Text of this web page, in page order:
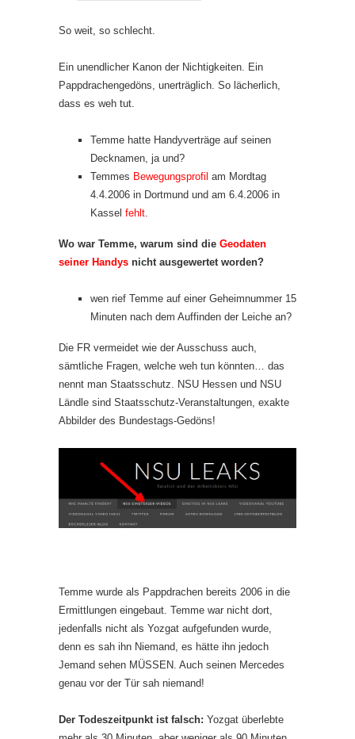
So weit, so schlecht.
Ein unendlicher Kanon der Nichtigkeiten. Ein
Pappdrachengedöns, unerträglich. So lächerlich,
dass es weh tut.
Temme hatte Handyverträge auf seinen
Decknamen, ja und?
Temmes Bewegungsprofil am Mordtag
4.4.2006 in Dortmund und am 6.4.2006 in
Kassel fehlt.
Wo war Temme, warum sind die Geodaten
seiner Handys nicht ausgewertet worden?
wen rief Temme auf einer Geheimnummer 15
Minuten nach dem Auffinden der Leiche an?
Die FR vermeidet wie der Ausschuss auch,
sämtliche Fragen, welche weh tun könnten… das
nennt man Staatsschutz. NSU Hessen und NSU
Ländle sind Staatsschutz-Veranstaltungen, exakte
Abbilder des Bundestags-Gedöns!
Temme wurde als Pappdrachen bereits 2006 in die
Ermittlungen eingebaut. Temme war nicht dort,
jedenfalls nicht als Yozgat aufgefunden wurde,
denn es sah ihn Niemand, es hätte ihn jedoch
Jemand sehen MÜSSEN. Auch seinen Mercedes
genau vor der Tür sah niemand!
Der Todeszeitpunkt ist falsch: Yozgat überlebte